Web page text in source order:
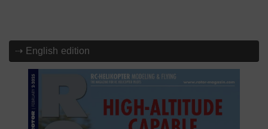
⇢ English edition